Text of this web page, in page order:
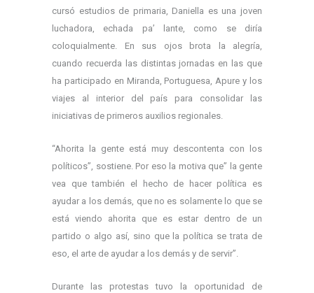
cursó estudios de primaria, Daniella es una joven
luchadora, echada pa’ lante, como se diría
coloquialmente. En sus ojos brota la alegría,
cuando recuerda las distintas jornadas en las que
ha participado en Miranda, Portuguesa, Apure y los
viajes al interior del país para consolidar las
iniciativas de primeros auxilios regionales.
“Ahorita la gente está muy descontenta con los
políticos”, sostiene. Por eso la motiva que” la gente
vea que también el hecho de hacer política es
ayudar a los demás, que no es solamente lo que se
está viendo ahorita que es estar dentro de un
partido o algo así, sino que la política se trata de
eso, el arte de ayudar a los demás y de servir”.
Durante las protestas tuvo la oportunidad de